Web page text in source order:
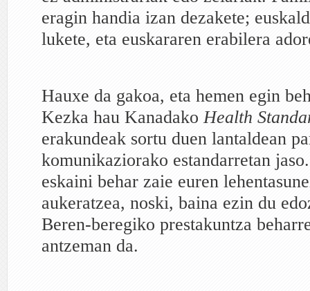
eragin handia izan dezakete;
lukete, eta euskararen erabilera
Hauxe da gakoa, eta hemen egin
Kezka hau KanadakoHealth
erakundeak sortu duen lantaldean
komunikaziorako estandarretan
eskaini behar zaie euren
aukeratzea, noski, baina ezin du
Beren-beregiko prestakuntza
antzeman da.